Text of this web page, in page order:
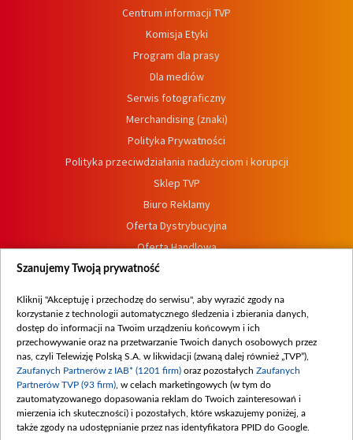
Centrum informacji TVP
Komisja Etyki
Program dla prasy
Dla mediów
Serwis fotograficzny
Merchandising (znaki)
Polityka Prywatności
Polityka przeciwdziałania nadużyciom i korupcji
Sklep TVP
Biuro Reklamy
Oferta Dystrybucyjna
Oferta Handlowa
Dostępność
Procedura zgłoszeń wewnętrznych
Szanujemy Twoją prywatność
Kliknij "Akceptuję i przechodzę do serwisu", aby wyrazić zgody na
korzystanie z technologii automatycznego śledzenia i zbierania danych,
dostęp do informacji na Twoim urządzeniu końcowym i ich
przechowywanie oraz na przetwarzanie Twoich danych osobowych przez
nas, czyli Telewizję Polską S.A. w likwidacji (zwaną dalej również „TVP”),
Zaufanych Partnerów z IAB* (1201 firm) oraz pozostałych Zaufanych
Partnerów TVP (93 firm) , w celach marketingowych (w tym do
zautomatyzowanego dopasowania reklam do Twoich zainteresowań i
mierzenia ich skuteczności) i pozostałych, które wskazujemy poniżej, a
także zgody na udostępnianie przez nas identyfikatora PPID do Google.